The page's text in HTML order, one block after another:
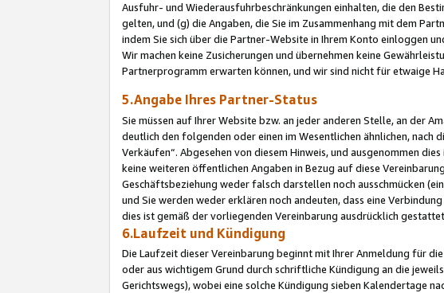
Ausfuhr- und Wiederausfuhrbeschränkungen einhalten, die den
gelten, und (g) die Angaben, die Sie im Zusammenhang mit dem
indem Sie sich über die Partner-Website in Ihrem Konto einloggen
Wir machen keine Zusicherungen und übernehmen keine
Partnerprogramm erwarten können, und wir sind nicht für etwaige
5.Angabe Ihres Partner-Status
Sie müssen auf Ihrer Website bzw. an jeder anderen Stelle, an der
deutlich den folgenden oder einen im Wesentlichen ähnlichen, nach
Verkäufen“. Abgesehen von diesem Hinweis, und ausgenommen
keine weiteren öffentlichen Angaben in Bezug auf diese
Geschäftsbeziehung weder falsch darstellen noch ausschmücken
und Sie werden weder erklären noch andeuten, dass eine
dies ist gemäß der vorliegenden Vereinbarung ausdrücklich
6.Laufzeit und Kündigung
Die Laufzeit dieser Vereinbarung beginnt mit Ihrer Anmeldung für
oder aus wichtigem Grund durch schriftliche Kündigung an die
Gerichtswegs), wobei eine solche Kündigung sieben Kalendertage